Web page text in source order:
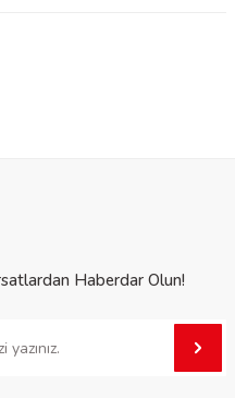
Haberdar Olun!